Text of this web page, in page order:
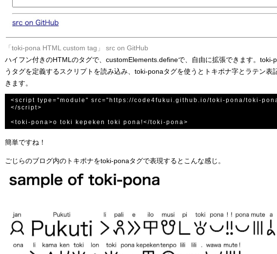
「toki-pona HTML custom tag」
src on GitHub
ハイフン付きのHTMLのタグで、customElements.defineで、自由に拡張できます。toki-
うタグを定義するスクリプトを読み込み、toki-ponaタグを使うとトキポナ字とラテン表
きます。
<script type="module" src="https://code4fukui.github.io/toki-pona/toki-
</script>
簡単ですね！
ごじらのブログ内のトキポナをtoki-ponaタグで表現するとこんな感じ。